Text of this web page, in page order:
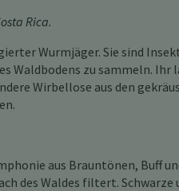
Rica.
Wurmjäger. Sie sind
Waldbodens zu sammeln. Ihr
Wirbellose aus den
aus Brauntönen, Buff
des Waldes filtert.